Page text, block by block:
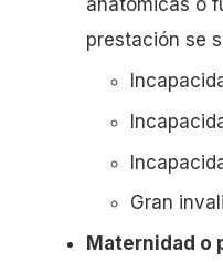
anatómicas o
prestación se
Gran
Maternidad o